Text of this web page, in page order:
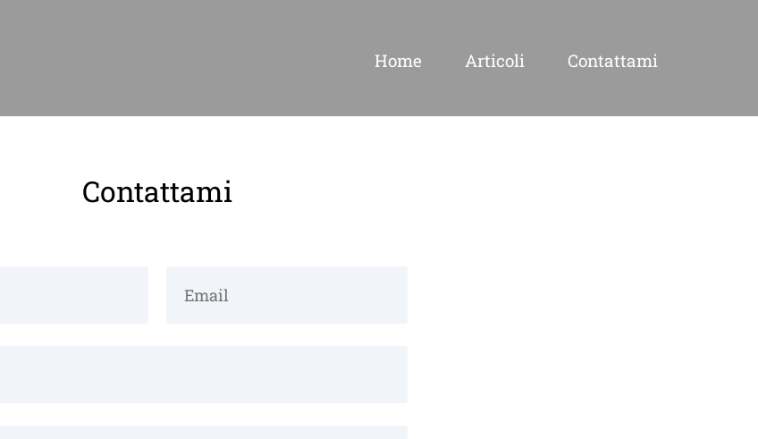
Home Articoli Contattami
Contattami